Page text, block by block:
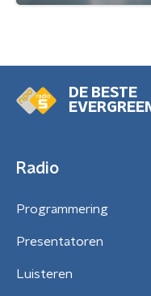
DE BESTE
Radio
Programmering
Presentatoren
Luisteren